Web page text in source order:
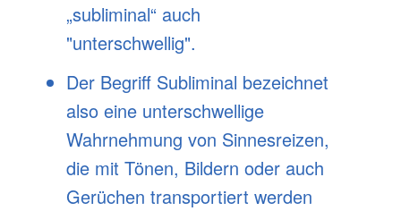
„subliminal“ auch
"unterschwellig".
Der Begriff Subliminal bezeichnet
also eine unterschwellige
Wahrnehmung von Sinnesreizen,
die mit Tönen, Bildern oder auch
Gerüchen transportiert werden